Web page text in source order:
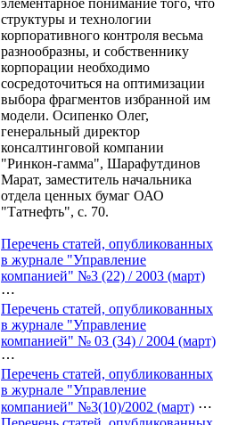
структуры и технологии
корпоративного контроля весьма
разнообразны, и собственнику
корпорации необходимо
сосредоточиться на оптимизации
выбора фрагментов избранной им
модели. Осипенко Олег,
генеральный директор
консалтинговой компании
"Ринкон-гамма", Шарафутдинов
Марат, заместитель начальника
отдела ценных бумаг ОАО
"Татнефть", с. 70.
Перечень статей, опубликованных
в журнале "Управление
компанией" №3 (22) / 2003 (март)
⋯
Перечень статей, опубликованных
в журнале "Управление
компанией" № 03 (34) / 2004 (март)
⋯
Перечень статей, опубликованных
в журнале "Управление
компанией" №3(10)/2002 (март) ⋯